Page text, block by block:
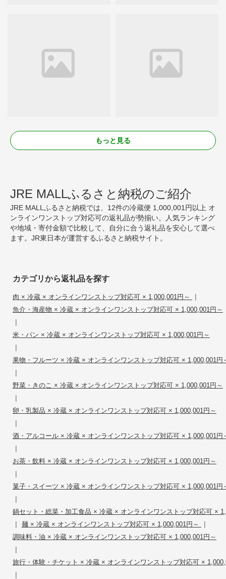
もっと見る
JRE MALLふるさと納税のご紹介
JRE MALLふるさと納税では、12件の冷蔵便 1,000,001円以上 オ
ンラインワンストップ対応可の返礼品が勢揃い。人気ランキング
や地域・寄付金額で比較して、自分に合う返礼品を安心して選べ
ます。JR東日本が運営するふるさと納税サイト。
カテゴリから返礼品を探す
肉 × 冷蔵 × オンラインワンストップ対応可 × 1,000,001円～ |
魚介・海産物 × 冷蔵 × オンラインワンストップ対応可 × 1,000,001円～
|
米・パン × 冷蔵 × オンラインワンストップ対応可 × 1,000,001円～
|
果物・フルーツ × 冷蔵 × オンラインワンストップ対応可 × 1,000,001円
|
野菜・きのこ × 冷蔵 × オンラインワンストップ対応可 × 1,000,001円～
|
卵・乳製品 × 冷蔵 × オンラインワンストップ対応可 × 1,000,001円～
|
酒・アルコール × 冷蔵 × オンラインワンストップ対応可 × 1,000,001円
|
お茶・飲料 × 冷蔵 × オンラインワンストップ対応可 × 1,000,001円～
|
菓子・スイーツ × 冷蔵 × オンラインワンストップ対応可 × 1,000,001円
|
鍋セット・総菜・加工食品 × 冷蔵 × オンラインワンストップ対応可 ×
| 麺 × 冷蔵 × オンラインワンストップ対応可 × 1,000,001円～ |
調味料・油 × 冷蔵 × オンラインワンストップ対応可 × 1,000,001円～
|
旅行・体験・チケット × 冷蔵 × オンラインワンストップ対応可 ×
|